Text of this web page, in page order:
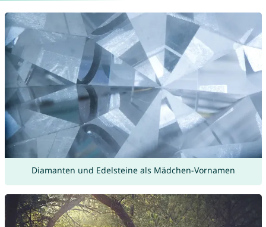
Diamanten und Edelsteine als Mädchen-Vornamen